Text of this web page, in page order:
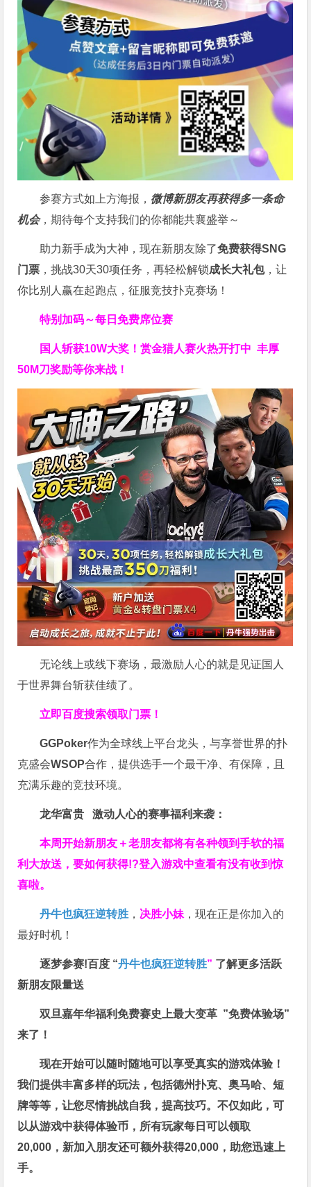
参赛方式如上方海报， 微博新朋友再获得多一条命
机会，期待每个支持我们的你都能共襄盛举～
助力新手成为大神，现在新朋友除了免费获得SNG
门票 ，挑战30天30项任务，再轻松解锁成长大礼包，让
你比别人赢在起跑点，征服竞技扑克赛场！
特别加码～每日免费席位赛
国人斩获10W大奖！赏金猎人赛火热开打中 丰厚
50M刀奖励等你来战！
无论线上或线下赛场，最激励人心的就是见证国人
于世界舞台斩获佳绩了。
立即百度搜索领取门票！
GGPoker作为全球线上平台龙头，与享誉世界的扑
克盛会WSOP合作，提供选手一个最干净、有保障，且
充满乐趣的竞技环境。
龙华富贵 激动人心的赛事福利来袭：
本周开始新朋友＋老朋友都将有各种领到手软的福
利大放送，要如何获得!?登入游戏中查看有没有收到惊
喜啦。
丹牛也疯狂逆转胜 ， 决胜小妹 ，现在正是你加入的
最好时机！
逐梦参赛!百度 “丹牛也疯狂逆转胜” 了解更多活跃
新朋友限量送
双旦嘉年华福利免费赛史上最大变革 ”免费体验场”
来了！
现在开始可以随时随地可以享受真实的游戏体验！
我们提供丰富多样的玩法，包括德州扑克、奥马哈、短
牌等等，让您尽情挑战自我，提高技巧。不仅如此，可
以从游戏中获得体验币，所有玩家每日可以领取
20,000，新加入朋友还可额外获得20,000，助您迅速上
手。